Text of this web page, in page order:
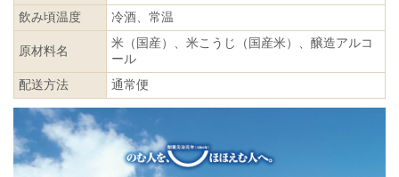
飲み頃温度 冷酒、常温
原材料名
米（国産）、米こうじ（国産米）、醸造アルコ
ール
配送方法
通常便